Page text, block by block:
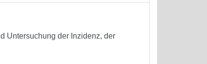
Untersuchung der Inzidenz, der